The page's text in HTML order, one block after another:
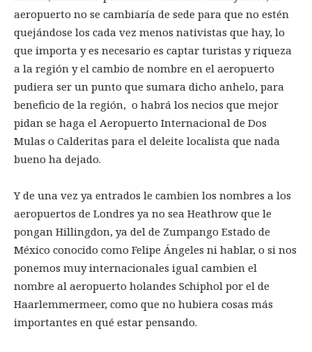
aeropuerto no se cambiaría de sede para que no estén
quejándose los cada vez menos nativistas que hay, lo
que importa y es necesario es captar turistas y riqueza
a la región y el cambio de nombre en el aeropuerto
pudiera ser un punto que sumara dicho anhelo, para
beneficio de la región, o habrá los necios que mejor
pidan se haga el Aeropuerto Internacional de Dos
Mulas o Calderitas para el deleite localista que nada
bueno ha dejado.
Y de una vez ya entrados le cambien los nombres a los
aeropuertos de Londres ya no sea Heathrow que le
pongan Hillingdon, ya del de Zumpango Estado de
México conocido como Felipe Ángeles ni hablar, o si nos
ponemos muy internacionales igual cambien el
nombre al aeropuerto holandes Schiphol por el de
Haarlemmermeer, como que no hubiera cosas más
importantes en qué estar pensando.